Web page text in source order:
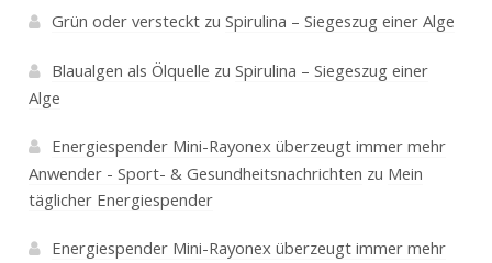
Grün oder verstecktzu Spirulina – Siegeszug einer Alge
Blaualgen als Ölquelle zu Spirulina – Siegeszug einer
Alge
Energiespender Mini-Rayonex überzeugt immer mehr
Anwender - Sport- & Gesundheitsnachrichten zu Mein
täglicher Energiespender
Energiespender Mini-Rayonex überzeugt immer mehr